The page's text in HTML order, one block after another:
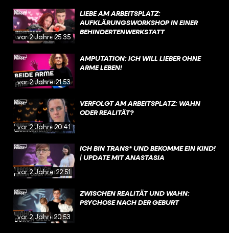
vor 2 Jahren25:35
LIEBE AM ARBEITSPLATZ:
AUFKLÄRUNGSWORKSHOP IN EINER
BEHINDERTENWERKSTATT
vor 2 Jahren21:53
AMPUTATION: ICH WILL LIEBER OHNE
ARME LEBEN!
vor 2 Jahren20:41
VERFOLGT AM ARBEITSPLATZ: WAHN
ODER REALITÄT?
vor 2 Jahren22:51
ICH BIN TRANS* UND BEKOMME EIN KIND!
| UPDATE MIT ANASTASIA
vor 2 Jahren20:53
ZWISCHEN REALITÄT UND WAHN:
PSYCHOSE NACH DER GEBURT